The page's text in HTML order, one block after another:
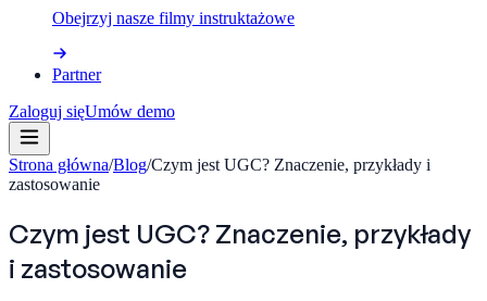
Obejrzyj nasze filmy instruktażowe
Partner
Zaloguj sięUmów demo
Strona główna/Blog/Czym jest UGC? Znaczenie, przykłady i
zastosowanie
Czym jest UGC? Znaczenie, przykłady
i zastosowanie